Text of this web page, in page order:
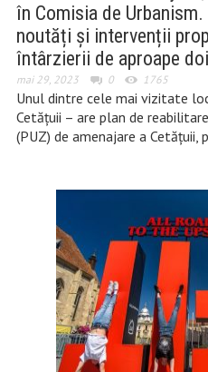
în Comisia de
noutăți și intervenții
întârzierii de aproape
mai 29, 2023 0 1765
Unul dintre cele mai vizitate
Cetățuii – are plan de
(PUZ) de amenajare a Cetățuii,